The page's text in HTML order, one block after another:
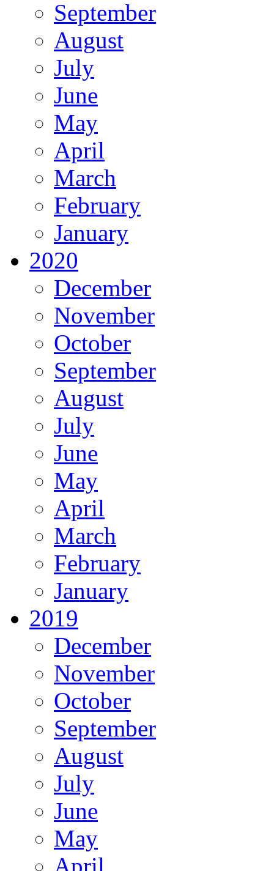
September
August
July
June
May
April
March
February
January
2020
December
November
October
September
August
July
June
May
April
March
February
January
2019
December
November
October
September
August
July
June
May
April